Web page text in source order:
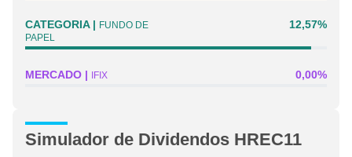
CATEGORIA
FUNDO DE
PAPEL
12,57%
MERCADO IFIX 0,00%
Simulador de Dividendos HREC11